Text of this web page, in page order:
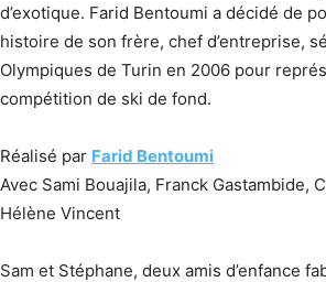
d’exotique. Farid Bentoumi a décidé de
histoire de son frère, chef d’entreprise,
Olympiques de Turin en 2006 pour
compétition de ski de fond.
Réalisé par Farid Bentoumi
Avec Sami Bouajila, Franck Gastambide,
Hélène Vincent
Sam et Stéphane, deux amis d’enfance